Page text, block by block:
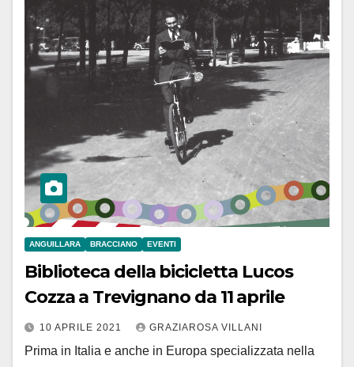
ANGUILLARA BRACCIANO EVENTI
Biblioteca della bicicletta Lucos
Cozza a Trevignano da 11 aprile
10 APRILE 2021 GRAZIAROSA VILLANI
Prima in Italia e anche in Europa specializzata nella